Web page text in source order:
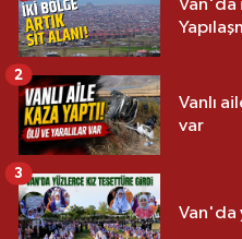
Van'da
Vanlı
var
2
Van'da
3